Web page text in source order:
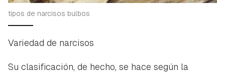
tipos de narcisos bulbos
Variedad de narcisos
Su clasificación, de hecho, se hace según la